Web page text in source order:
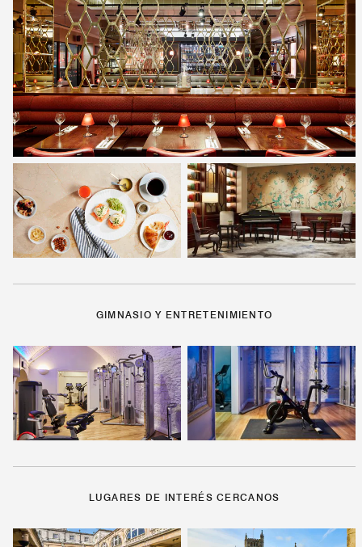
GIMNASIO Y ENTRETENIMIENTO
LUGARES DE INTERÉS CERCANOS